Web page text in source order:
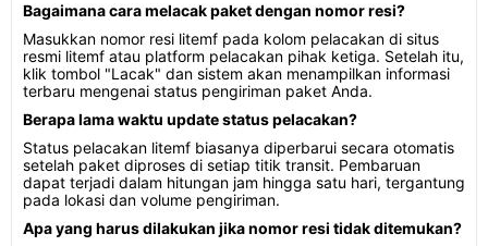
Bagaimana cara melacak paket dengan nomor resi?
Masukkan nomor resi litemf pada kolom pelacakan di situs
resmi litemf atau platform pelacakan pihak ketiga. Setelah itu,
klik tombol "Lacak" dan sistem akan menampilkan informasi
terbaru mengenai status pengiriman paket Anda.
Berapa lama waktu update status pelacakan?
Status pelacakan litemf biasanya diperbarui secara otomatis
setelah paket diproses di setiap titik transit. Pembaruan
dapat terjadi dalam hitungan jam hingga satu hari, tergantung
pada lokasi dan volume pengiriman.
Apa yang harus dilakukan jika nomor resi tidak ditemukan?